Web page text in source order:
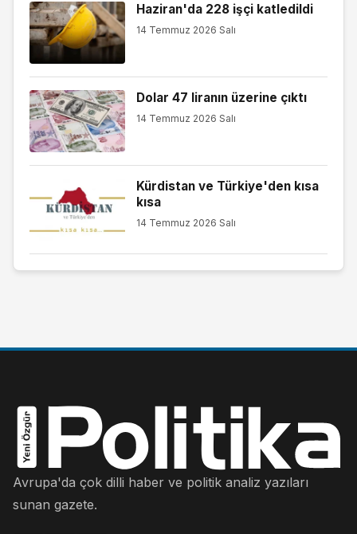
Haziran'da 228 işçi katledildi
14 Temmuz 2026 Salı
Dolar 47 liranın üzerine çıktı
14 Temmuz 2026 Salı
Kürdistan ve Türkiye'den kısa
kısa
14 Temmuz 2026 Salı
Avrupa'da çok dilli haber ve politik analiz yazıları
sunan gazete.